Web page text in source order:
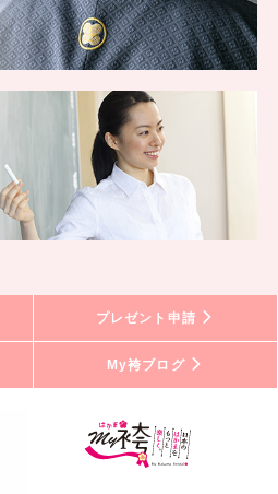
プレゼント申請
My袴ブログ